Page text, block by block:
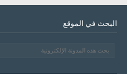
البحث في الموقع